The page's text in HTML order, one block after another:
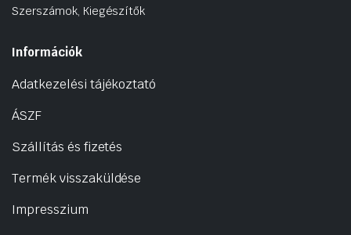
Szerszámok, Kiegészítők
Információk
Adatkezelési tájékoztató
ÁSZF
Szállítás és fizetés
Termék visszaküldése
Impresszium